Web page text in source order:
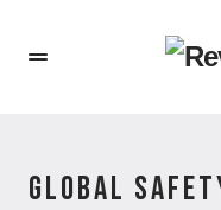
GLOBAL